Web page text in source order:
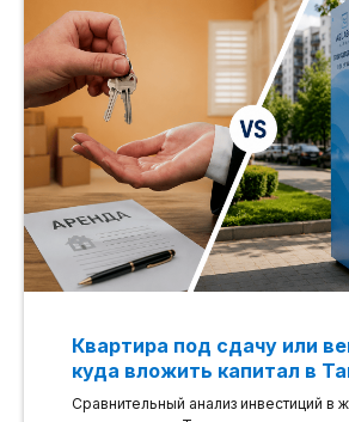
Квартира под сдачу или
куда вложить капитал в
Сравнительный анализ инвестиций в